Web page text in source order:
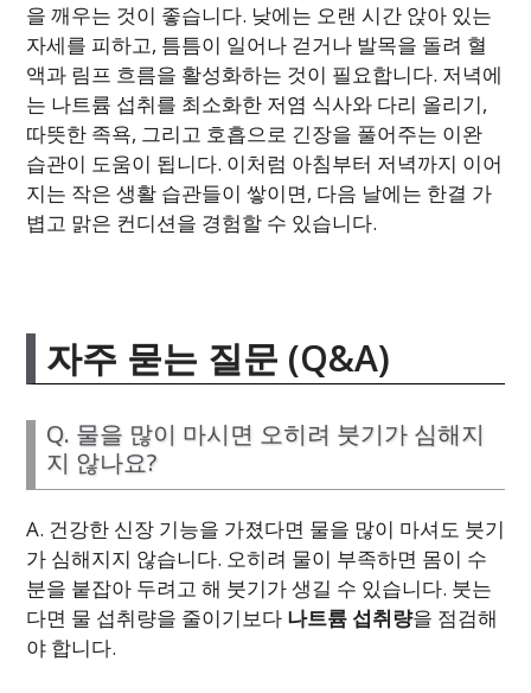
을 깨우는 것이 좋습니다. 낮에는 오랜 시간 앉아 있는
자세를 피하고, 틈틈이 일어나 걷거나 발목을 돌려 혈
액과 림프 흐름을 활성화하는 것이 필요합니다. 저녁에
는 나트륨 섭취를 최소화한 저염 식사와 다리 올리기,
따뜻한 족욕, 그리고 호흡으로 긴장을 풀어주는 이완
습관이 도움이 됩니다. 이처럼 아침부터 저녁까지 이어
지는 작은 생활 습관들이 쌓이면, 다음 날에는 한결 가
볍고 맑은 컨디션을 경험할 수 있습니다.
자주 묻는 질문 (Q&A)
Q. 물을 많이 마시면 오히려 붓기가 심해지
지 않나요?
A. 건강한 신장 기능을 가졌다면 물을 많이 마셔도 붓기
가 심해지지 않습니다. 오히려 물이 부족하면 몸이 수
분을 붙잡아 두려고 해 붓기가 생길 수 있습니다. 붓는
다면 물 섭취량을 줄이기보다 나트륨 섭취량을 점검해
야 합니다.